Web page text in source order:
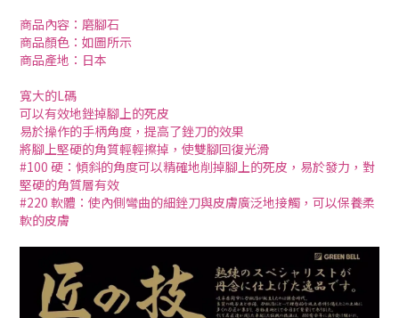
商品內容：磨腳石
商品顏色：如圖所示
商品產地：日本
寬大的L碼
可以有效地銼掉腳上的死皮
易於操作的手柄角度，提高了銼刀的效果
將腳上堅硬的角質輕輕擦掉，使雙腳回復光滑
#100 硬：傾斜的角度可以精確地削掉腳上的死皮，易於發力，對
堅硬的角質層有效
#220 軟體：使內側彎曲的細銼刀與皮膚廣泛地接觸，可以保養柔
軟的皮膚